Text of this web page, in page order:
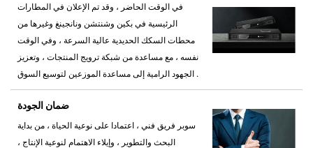
في الوقت الحاضر ، وقد تم الإعلان في المطارات
الرئيسية في بكين وشنتشن ونانجينغ وغيرها من
محطات السكك الحديدية عالية السرعة ، وفي الوقت
نفسه ، مع مساعدة من شبكة ترويج المنتجات ، وتعزيز
الجهود الرامية إلى مساعدة الموزعين لتوسيع السوق .
ضمان الجودة
سوبر فريق فني ، اعتمادا على نوعية الحياة ، من بداية
البحث والتطوير ، وإيلاء الاهتمام لنوعية الإنتاج ،